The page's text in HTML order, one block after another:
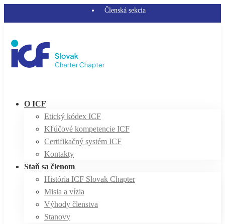
Členská sekcia
O ICF
Etický kódex ICF
Kľúčové kompetencie ICF
Certifikačný systém ICF
Kontakty
Staň sa členom
História ICF Slovak Chapter
Misia a vízia
Výhody členstva
Stanovy